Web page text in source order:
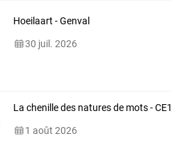
Hoeilaart - Genval
30 juil. 2026
La chenille des natures de mots - CE1
1 août 2026